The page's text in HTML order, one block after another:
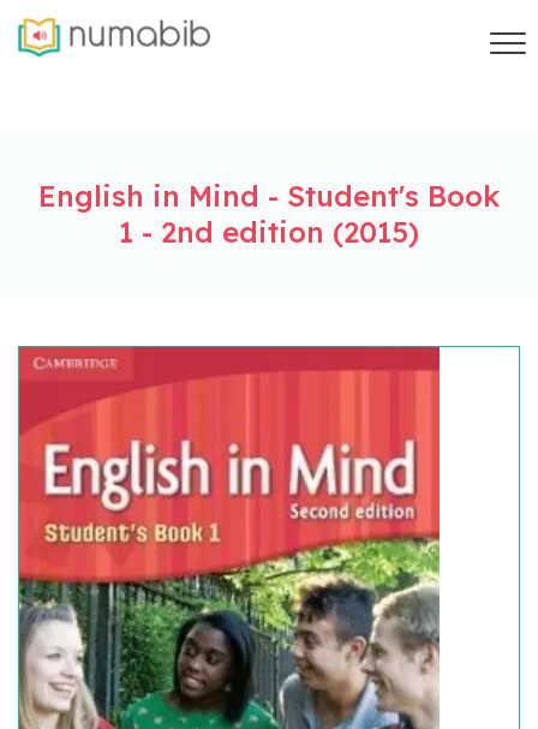
English in Mind - Student's Book
1 - 2nd edition (2015)